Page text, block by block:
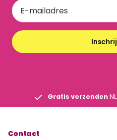
Gratis verzenden
Contact